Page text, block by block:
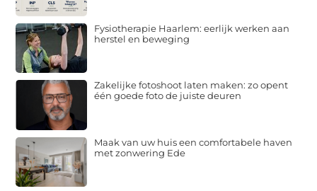
Fysiotherapie Haarlem: eerlijk werken aan
herstel en beweging
Zakelijke fotoshoot laten maken: zo opent
één goede foto de juiste deuren
Maak van uw huis een comfortabele haven
met zonwering Ede